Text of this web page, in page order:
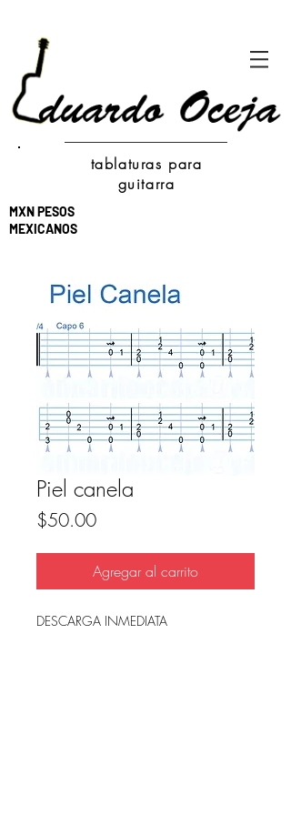
tablaturas para
guitarra
MXN PESOS
MEXICANOS
Piel canela
$50.00Precio
Agregar al carrito
DESCARGA INMEDIATA